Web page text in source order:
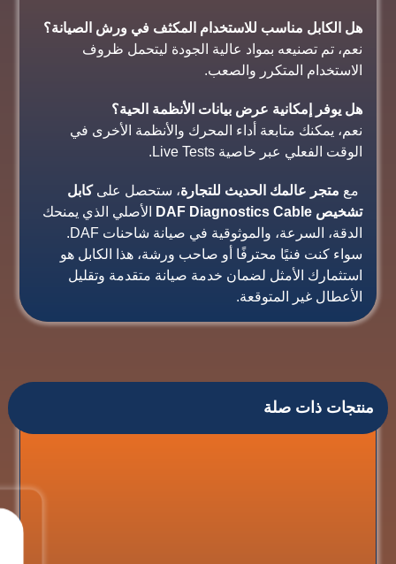
هل الكابل مناسب للاستخدام المكثف في ورش الصيانة؟
نعم، تم تصنيعه بمواد عالية الجودة ليتحمل ظروف
الاستخدام المتكرر والصعب.
هل يوفر إمكانية عرض بيانات الأنظمة الحية؟
نعم، يمكنك متابعة أداء المحرك والأنظمة الأخرى في
الوقت الفعلي عبر خاصية Live Tests.
مع متجر عالمك الحديث للتجارة، ستحصل علىكابل
تشخيص DAF Diagnostics Cable
الأصلي الذي يمنحك
الدقة، السرعة، والموثوقية في صيانة شاحنات DAF.
سواء كنت فنيًا محترفًا أو صاحب ورشة، هذا الكابل هو
استثمارك الأمثل لضمان خدمة صيانة متقدمة وتقليل
الأعطال غير المتوقعة.
منتجات ذات صلة